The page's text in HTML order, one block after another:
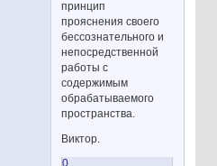
принцип
прояснения своего
бессознательного и
непосредственной
работы с
содержимым
обрабатываемого
пространства.
Виктор.